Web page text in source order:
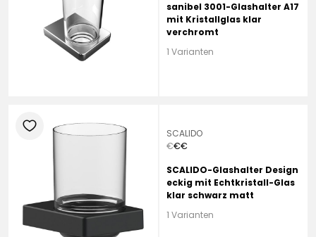
sanibel 3001-Glashalter A17
mit Kristallglas klar
verchromt
1 Varianten
heart
SCALIDO
€€€
SCALIDO-Glashalter Design
eckig mit Echtkristall-Glas
klar schwarz matt
1 Varianten